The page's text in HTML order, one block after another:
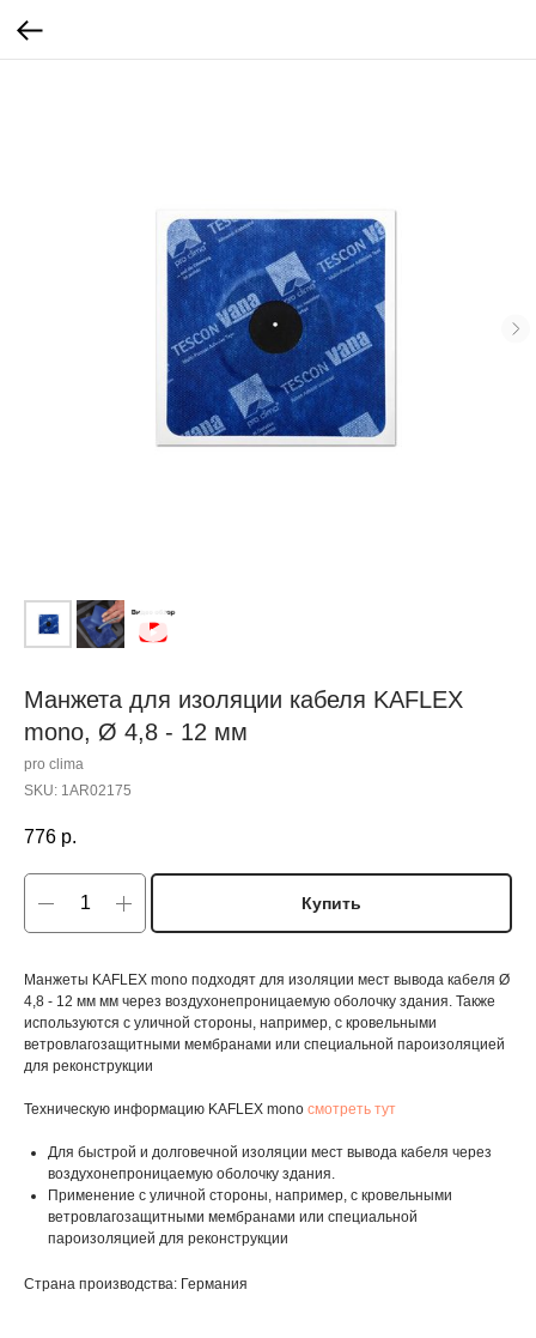
Манжета для изоляции кабеля KAFLEX
mono, Ø 4,8 - 12 мм
pro clima
SKU: 1AR02175
776 р.
Купить
Манжеты KAFLEX mono подходят для изоляции мест вывода кабеля Ø
4,8 - 12 мм мм через воздухонепроницаемую оболочку здания. Также
используются с уличной стороны, например, с кровельными
ветровлагозащитными мембранами или специальной пароизоляцией
для реконструкции
Техническую информацию KAFLEX mono смотреть тут
Для быстрой и долговечной изоляции мест вывода кабеля через
воздухонепроницаемую оболочку здания.
Применение с уличной стороны, например, с кровельными
ветровлагозащитными мембранами или специальной
пароизоляцией для реконструкции
Страна производства: Германия